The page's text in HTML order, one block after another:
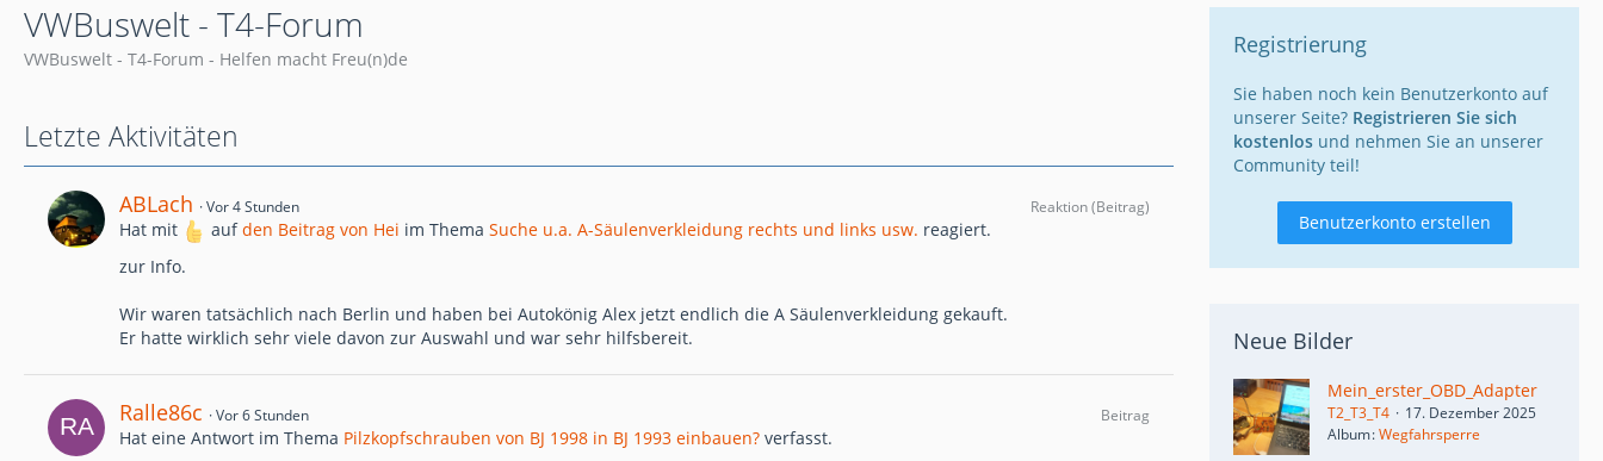
VWBuswelt - T4-Forum
VWBuswelt - T4-Forum - Helfen macht Freu(n)de
Letzte Aktivitäten
ABLach Vor 4 Stunden
Hat mit aufden Beitrag von Hei im Thema Suche u.a. A-Säulenverkleidung rechts und links usw. reagiert.
Reaktion (Beitrag)
zur Info.
Wir waren tatsächlich nach Berlin und haben bei Autokönig Alex jetzt endlich die A Säulenverkleidung gekauft.
Er hatte wirklich sehr viele davon zur Auswahl und war sehr hilfsbereit.
Ralle86c Vor 6 Stunden
Hat eine Antwort im Thema Pilzkopfschrauben von BJ 1998 in BJ 1993 einbauen? verfasst.
Beitrag
Registrierung
Sie haben noch kein Benutzerkonto auf
unserer Seite? Registrieren Sie sich
kostenlos und nehmen Sie an unserer
Community teil!
Benutzerkonto erstellen
Neue Bilder
Mein_erster_OBD_Adapter
T2_T3_T4
17. Dezember 2025
Album Wegfahrsperre